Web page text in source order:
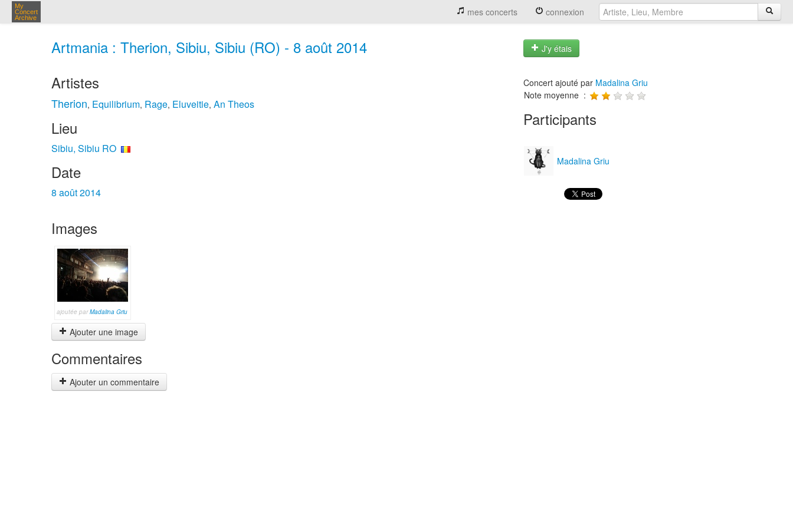
My
Concert
Archive
mes concerts connexion
Artmania : Therion, Sibiu, Sibiu (RO) - 8 août 2014 J'y étais
Artistes
Therion, Equilibrium, Rage, Eluveitie, An Theos
Lieu
Sibiu, Sibiu RO
Date
8 août 2014
Images
ajoutée parMadalina Griu
Ajouter une image
Commentaires
Ajouter un commentaire
Concert ajouté par Madalina Griu
Note moyenne :
Participants
Madalina Griu